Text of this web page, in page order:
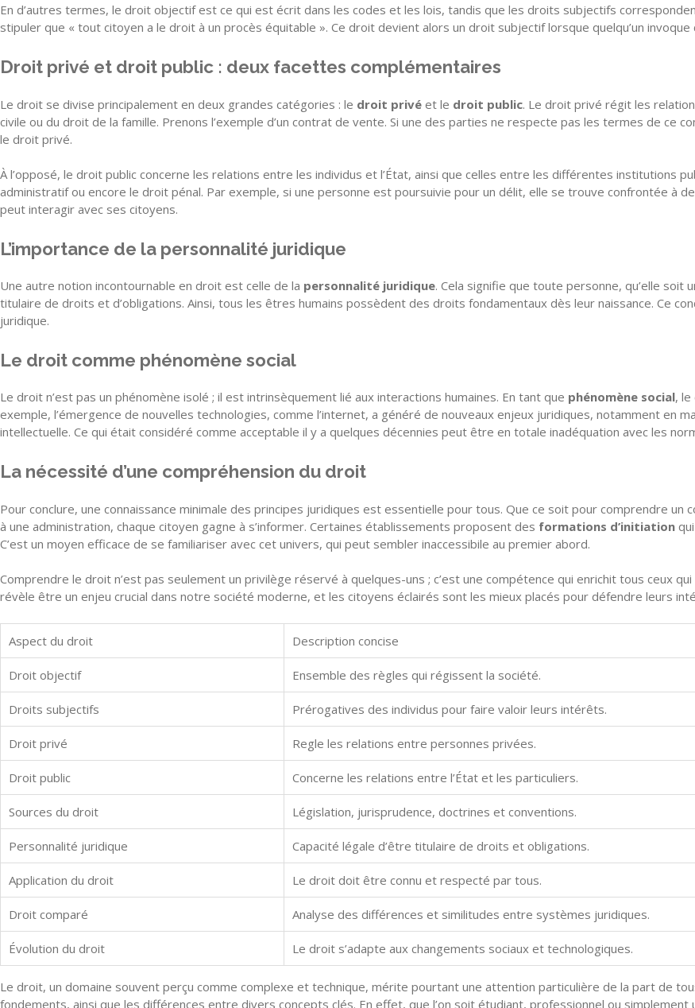
En d’autres termes, le droit objectif est ce qui est écrit dans les codes et les lois, tandis que les droits subjectifs
stipuler que « tout citoyen a le droit à un procès équitable ». Ce droit devient alors un droit subjectif lorsque quelqu’un
Droit privé et droit public : deux facettes complémentaires
Le droit se divise principalement en deux grandes catégories : le droit privé et le droit public. Le droit privé régit les
civile ou du droit de la famille. Prenons l’exemple d’un contrat de vente. Si une des parties ne respecte pas les termes de ce
le droit privé.
À l’opposé, le droit public concerne les relations entre les individus et l’État, ainsi que celles entre les différentes institutions
administratif ou encore le droit pénal. Par exemple, si une personne est poursuivie pour un délit, elle se trouve confrontée à
peut interagir avec ses citoyens.
L’importance de la personnalité juridique
Une autre notion incontournable en droit est celle de la personnalité juridique. Cela signifie que toute personne, qu’elle soit
titulaire de droits et d’obligations. Ainsi, tous les êtres humains possèdent des droits fondamentaux dès leur naissance. Ce
juridique.
Le droit comme phénomène social
Le droit n’est pas un phénomène isolé ; il est intrinsèquement lié aux interactions humaines. En tant que phénomène social,
exemple, l’émergence de nouvelles technologies, comme l’internet, a généré de nouveaux enjeux juridiques, notamment
intellectuelle. Ce qui était considéré comme acceptable il y a quelques décennies peut être en totale inadéquation avec les
La nécessité d’une compréhension du droit
Pour conclure, une connaissance minimale des principes juridiques est essentielle pour tous. Que ce soit pour comprendre
à une administration, chaque citoyen gagne à s’informer. Certaines établissements proposent des formations d’initiation
C’est un moyen efficace de se familiariser avec cet univers, qui peut sembler inaccessibile au premier abord.
Comprendre le droit n’est pas seulement un privilège réservé à quelques-uns ; c’est une compétence qui enrichit tous ceux
révèle être un enjeu crucial dans notre société moderne, et les citoyens éclairés sont les mieux placés pour défendre leurs
Aspect du droit Description concise
Droit objectif Ensemble des règles qui régissent la société.
Droits subjectifs Prérogatives des individus pour faire valoir leurs intérêts.
Droit privé Regle les relations entre personnes privées.
Droit public Concerne les relations entre l’État et les particuliers.
Sources du droit Législation, jurisprudence, doctrines et conventions.
Personnalité juridique Capacité légale d’être titulaire de droits et obligations.
Application du droit Le droit doit être connu et respecté par tous.
Droit comparé Analyse des différences et similitudes entre systèmes juridiques.
Évolution du droit Le droit s’adapte aux changements sociaux et technologiques.
Le droit, un domaine souvent perçu comme complexe et technique, mérite pourtant une attention particulière de la part de
fondements, ainsi que les différences entre divers concepts clés. En effet, que l’on soit étudiant, professionnel ou